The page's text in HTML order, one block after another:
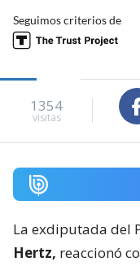
Seguimos criterios de
1354
visitas
La exdiputada del
Hertz, reaccionó